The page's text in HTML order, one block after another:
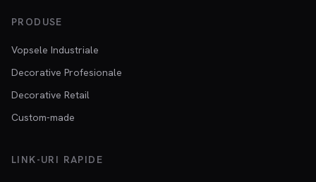
PRODUSE
Vopsele Industriale
Decorative Profesionale
Decorative Retail
Custom-made
LINK-URI RAPIDE